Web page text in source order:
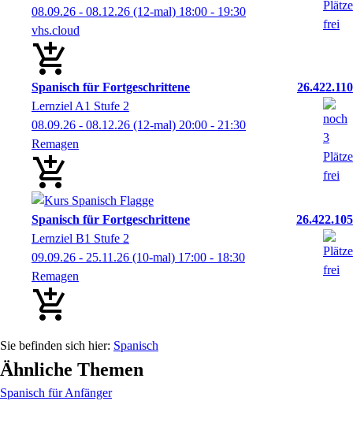
08.09.26 - 08.12.26 (12-mal) 18:00 - 19:30
vhs.cloud
Spanisch für Fortgeschrittene
26.422.110
Lernziel A1 Stufe 2
08.09.26 - 08.12.26 (12-mal) 20:00 - 21:30
Remagen
Spanisch für Fortgeschrittene
26.422.105
Lernziel B1 Stufe 2
09.09.26 - 25.11.26 (10-mal) 17:00 - 18:30
Remagen
Spanisch
Ähnliche Themen
Spanisch für Anfänger